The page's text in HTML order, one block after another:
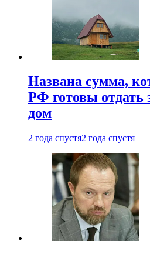
Названа сумма,
РФ готовы отдать
дом
2 года спустя2 года спустя